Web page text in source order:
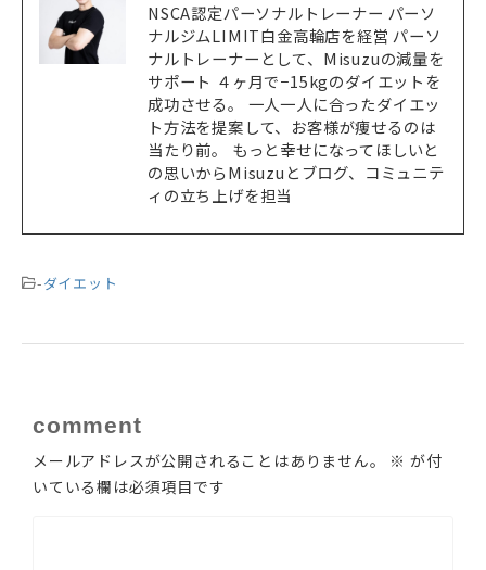
NSCA認定パーソナルトレーナー パーソ
ナルジムLIMIT白金高輪店を経営 パーソ
ナルトレーナーとして、Misuzuの減量を
サポート ４ヶ月で−15kgのダイエットを
成功させる。 一人一人に合ったダイエッ
ト方法を提案して、お客様が痩せるのは
当たり前。 もっと幸せになってほしいと
の思いからMisuzuとブログ、コミュニテ
ィの立ち上げを担当
-ダイエット
comment
メールアドレスが公開されることはありません。 ※ が付
いている欄は必須項目です